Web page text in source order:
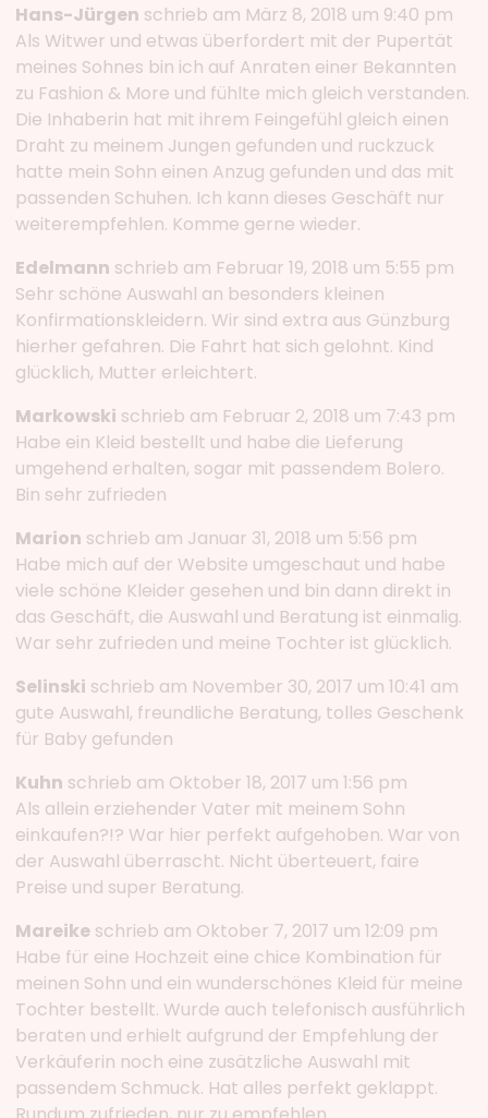
Hans-Jürgen schrieb am März 8, 2018 um 9:40 pm
Als Witwer und etwas überfordert mit der Pupertät
meines Sohnes bin ich auf Anraten einer Bekannten
zu Fashion & More und fühlte mich gleich verstanden.
Die Inhaberin hat mit ihrem Feingefühl gleich einen
Draht zu meinem Jungen gefunden und ruckzuck
hatte mein Sohn einen Anzug gefunden und das mit
passenden Schuhen. Ich kann dieses Geschäft nur
weiterempfehlen. Komme gerne wieder.
Edelmann schrieb am Februar 19, 2018 um 5:55 pm
Sehr schöne Auswahl an besonders kleinen
Konfirmationskleidern. Wir sind extra aus Günzburg
hierher gefahren. Die Fahrt hat sich gelohnt. Kind
glücklich, Mutter erleichtert.
Markowski schrieb am Februar 2, 2018 um 7:43 pm
Habe ein Kleid bestellt und habe die Lieferung
umgehend erhalten, sogar mit passendem Bolero.
Bin sehr zufrieden
Marion schrieb am Januar 31, 2018 um 5:56 pm
Habe mich auf der Website umgeschaut und habe
viele schöne Kleider gesehen und bin dann direkt in
das Geschäft, die Auswahl und Beratung ist einmalig.
War sehr zufrieden und meine Tochter ist glücklich.
Selinski schrieb am November 30, 2017 um 10:41 am
gute Auswahl, freundliche Beratung, tolles Geschenk
für Baby gefunden
Kuhn schrieb am Oktober 18, 2017 um 1:56 pm
Als allein erziehender Vater mit meinem Sohn
einkaufen?!? War hier perfekt aufgehoben. War von
der Auswahl überrascht. Nicht überteuert, faire
Preise und super Beratung.
Mareike schrieb am Oktober 7, 2017 um 12:09 pm
Habe für eine Hochzeit eine chice Kombination für
meinen Sohn und ein wunderschönes Kleid für meine
Tochter bestellt. Wurde auch telefonisch ausführlich
beraten und erhielt aufgrund der Empfehlung der
Verkäuferin noch eine zusätzliche Auswahl mit
passendem Schmuck. Hat alles perfekt geklappt.